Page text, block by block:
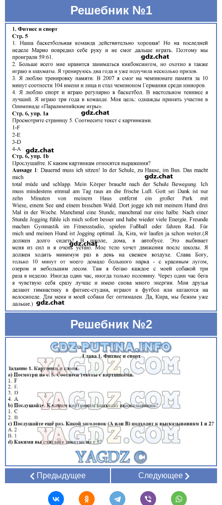
Решебник №1
Решебник №2
Предыдущее Следующее